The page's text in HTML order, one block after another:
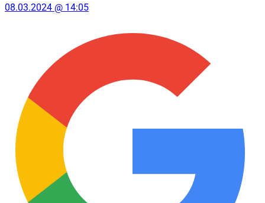
08.03.2024 @ 14:05